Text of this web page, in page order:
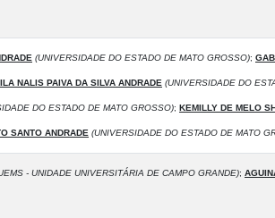
(UNIVERSIDADE DO ESTADO DE MATO GROSSO);
NALIS PAIVA DA SILVA ANDRADE (UNIVERSIDADE DO
DO ESTADO DE MATO GROSSO); KEMILLY DE MELO
SANTO ANDRADE (UNIVERSIDADE DO ESTADO DE MATO
- UNIDADE UNIVERSITÁRIA DE CAMPO GRANDE);